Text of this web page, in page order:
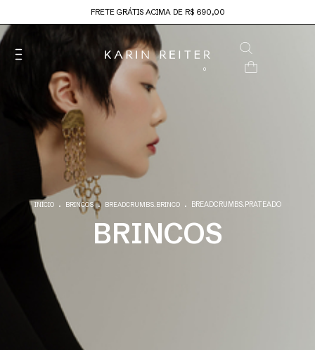
FRETE GRÁTIS ACIMA DE R$ 690,00
0
INÍCIO . BRINCOS . BREADCRUMBS.BRINCO . BREADCRUMBS.PRATEADO
BRINCOS